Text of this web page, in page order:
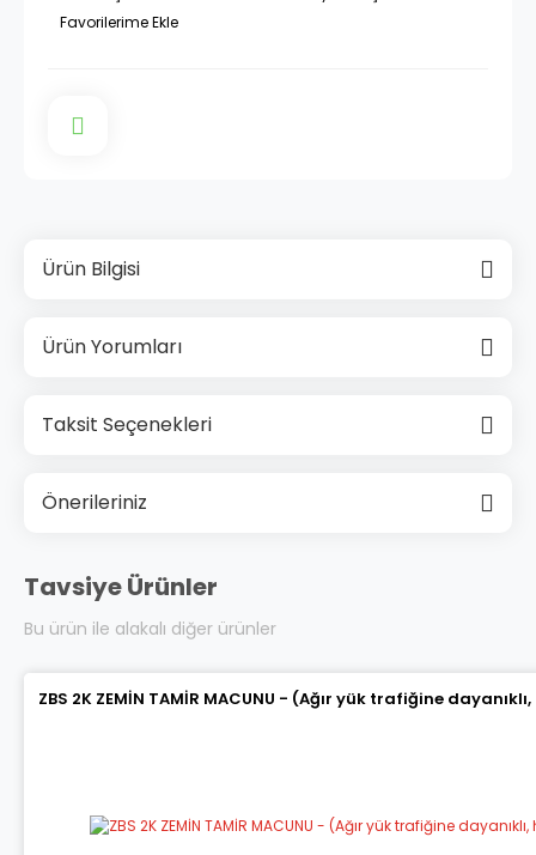
Ürün Bilgisi
Ürün Yorumları
Taksit Seçenekleri
Önerileriniz
Tavsiye Ürünler
Bu ürün ile alakalı diğer ürünler
ZBS 2K ZEMİN TAMİR MACUNU - (Ağır yük trafiğine